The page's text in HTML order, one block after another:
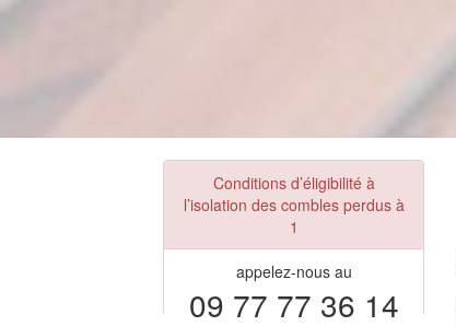
Conditions d’éligibilité à
l’isolation des combles perdus à
1
appelez-nous au
09 77 77 36 14